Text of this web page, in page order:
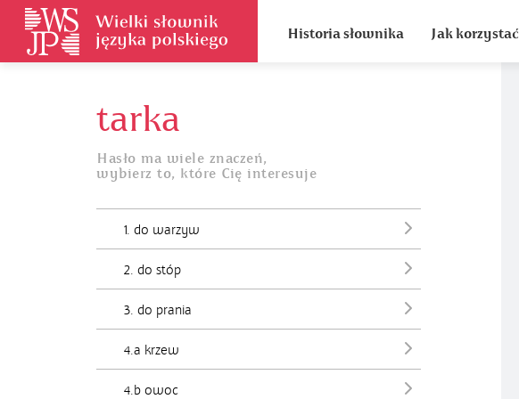
Historia słownika Jak korzystać
tarka
Hasło ma wiele znaczeń,
wybierz to, które Cię interesuje
1. do warzyw
2. do stóp
3. do prania
4.a krzew
4.b owoc